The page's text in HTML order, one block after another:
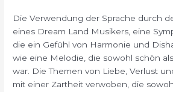
Die Verwendung der Sprache durch
eines Dream Land Musikers, eine
die ein Gefühl von Harmonie und
wie eine Melodie, die sowohl schön
war. Die Themen von Liebe, Verlust
mit einer Zartheit verwoben, die